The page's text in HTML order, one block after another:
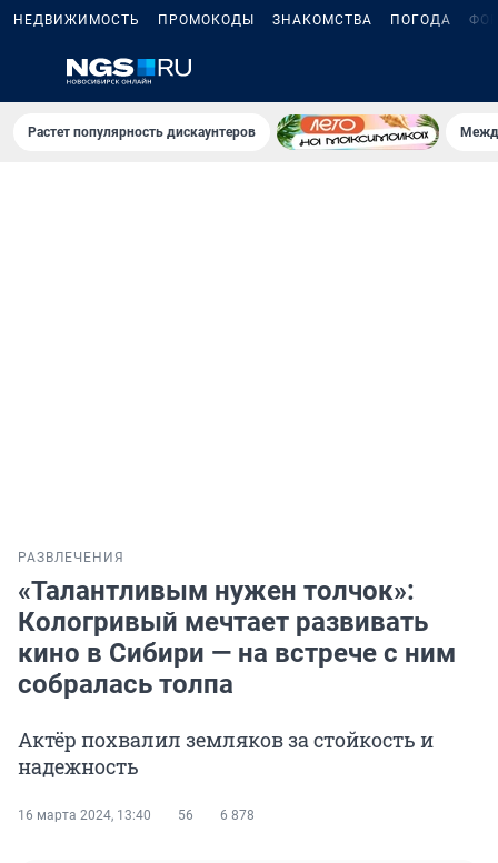
НЕДВИЖИМОСТЬ ПРОМОКОДЫ ЗНАКОМСТВА ПОГОДА
Растет популярность дискаунтеров
РАЗВЛЕЧЕНИЯ
«Талантливым нужен толчок»:
Кологривый мечтает развивать
кино в Сибири — на встрече с ним
собралась толпа
Актёр похвалил земляков за стойкость и
надежность
16 марта 2024, 13:40 56 6 878